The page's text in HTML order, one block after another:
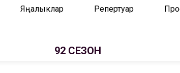
Яңалыклар Репертуар
92 СЕЗОН